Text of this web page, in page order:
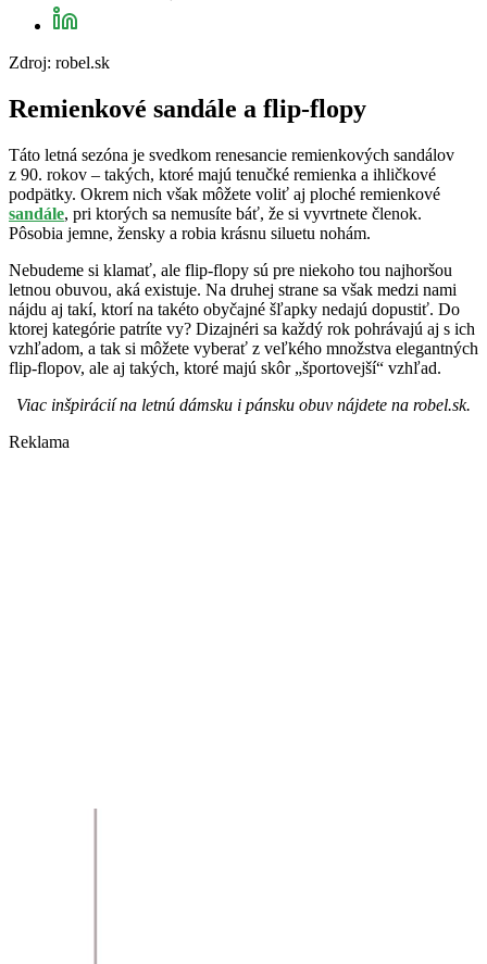
Zdroj: robel.sk
Remienkové sandále a flip-flopy
Táto letná sezóna je svedkom renesancie remienkových sandálov
z 90. rokov – takých, ktoré majú tenučké remienka a ihličkové
podpätky. Okrem nich však môžete voliť aj ploché remienkové
sandále, pri ktorých sa nemusíte báť, že si vyvrtnete členok.
Pôsobia jemne, žensky a robia krásnu siluetu nohám.
Nebudeme si klamať, ale flip-flopy sú pre niekoho tou najhoršou
letnou obuvou, aká existuje. Na druhej strane sa však medzi nami
nájdu aj takí, ktorí na takéto obyčajné šľapky nedajú dopustiť. Do
ktorej kategórie patríte vy? Dizajnéri sa každý rok pohrávajú aj s ich
vzhľadom, a tak si môžete vyberať z veľkého množstva elegantných
flip-flopov, ale aj takých, ktoré majú skôr „športovejší“ vzhľad.
Viac inšpirácií na letnú dámsku i pánsku obuv nájdete na robel.sk.
Reklama